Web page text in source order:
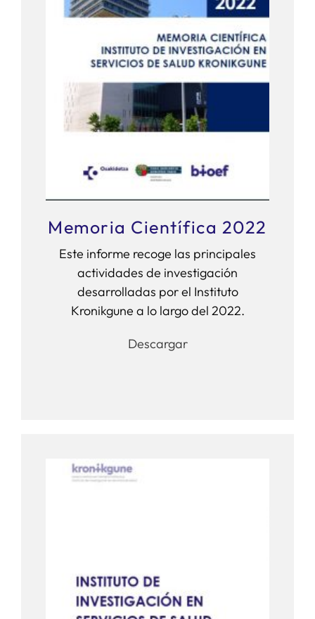
Memoria Científica 2022
Este informe recoge las principales
actividades de investigación
desarrolladas por el Instituto
Kronikgune a lo largo del 2022.
Descargar